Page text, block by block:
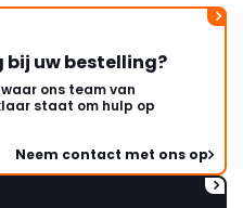
uw bestelling?
ons team van
staat om hulp op
Neem contact met ons op